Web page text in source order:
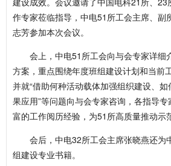
作专家莅临指导，中电51所工会主席、副
志芳参加本次会议。
会上，中电51所工会向与会专家详细
方案，重点围绕年度班组建设计划和当前
并就“借助何种活动载体加强组织建设、
果应用”等问题向与会专家咨询，各指导
富的工作阅历经验，为51所高质量推动示
会后，中电32所工会主席张晓燕还为
组建设专业书籍。